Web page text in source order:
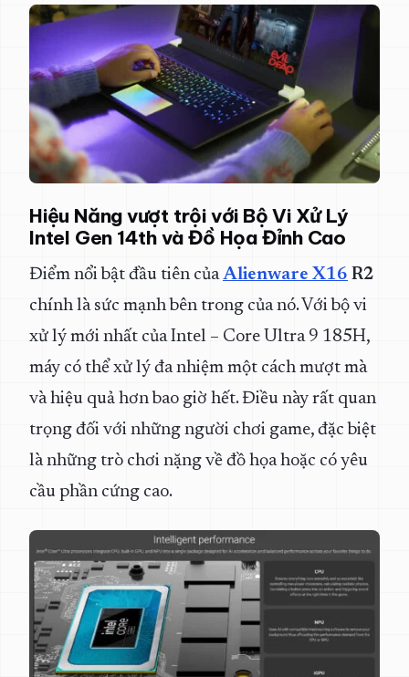
Hiệu Năng vượt trội với Bộ Vi Xử Lý
Intel Gen 14th và Đồ Họa Đỉnh Cao
Điểm nổi bật đầu tiên củaAlienware X16 R2
chính là sức mạnh bên trong của nó. Với bộ vi
xử lý mới nhất của Intel – Core Ultra 9 185H,
máy có thể xử lý đa nhiệm một cách mượt mà
và hiệu quả hơn bao giờ hết. Điều này rất quan
trọng đối với những người chơi game, đặc biệt
là những trò chơi nặng về đồ họa hoặc có yêu
cầu phần cứng cao.